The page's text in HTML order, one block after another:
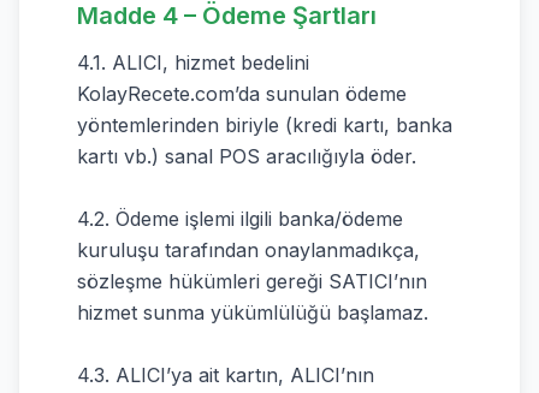
Madde 4 – Ödeme Şartları
4.1. ALICI, hizmet bedelini
KolayRecete.com’da sunulan ödeme
yöntemlerinden biriyle (kredi kartı, banka
kartı vb.) sanal POS aracılığıyla öder.
4.2. Ödeme işlemi ilgili banka/ödeme
kuruluşu tarafından onaylanmadıkça,
sözleşme hükümleri gereği SATICI’nın
hizmet sunma yükümlülüğü başlamaz.
4.3. ALICI’ya ait kartın, ALICI’nın